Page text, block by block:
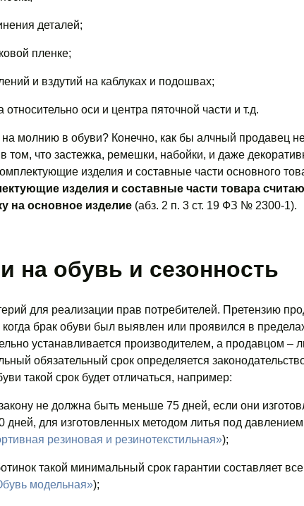
деталей;
пленке;
и вздутий на каблуках и подошвах;
оси и центра пяточной части и т.д.
на молнию в обуви? Конечно, как бы алчный продавец
том, что застежка, ремешки, набойки, и даже
изделия и составные части основного
изделия и составные части товара
на основное изделие(абз. 2 п. 3 ст. 19 ФЗ № 2300-1).
на обувь и сезонность
для реализации прав потребителей. Претензию
брак обуви был выявлен или проявился в
устанавливается производителем, а продавцом –
обязательный срок определяется
такой срок будет отличаться, например:
не должна быть меньше 75 дней, если они
для изготовленных методом литья под давлением
резиновая и резинотекстильная»);
такой минимальный срок гарантии составляет
модельная»);